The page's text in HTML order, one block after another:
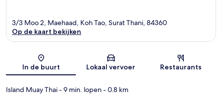
Kaart
3/3 Moo 2, Maehaad, Koh Tao, Surat Thani, 84360
Op de kaart bekijken
In de buurt Lokaal vervoer Restaurants
Island Muay Thai- 9 min. lopen- 0.8 km